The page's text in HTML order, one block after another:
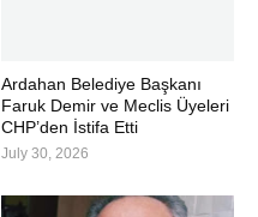
Ardahan Belediye Başkanı
Faruk Demir ve Meclis Üyeleri
CHP’den İstifa Etti
July 30, 2026